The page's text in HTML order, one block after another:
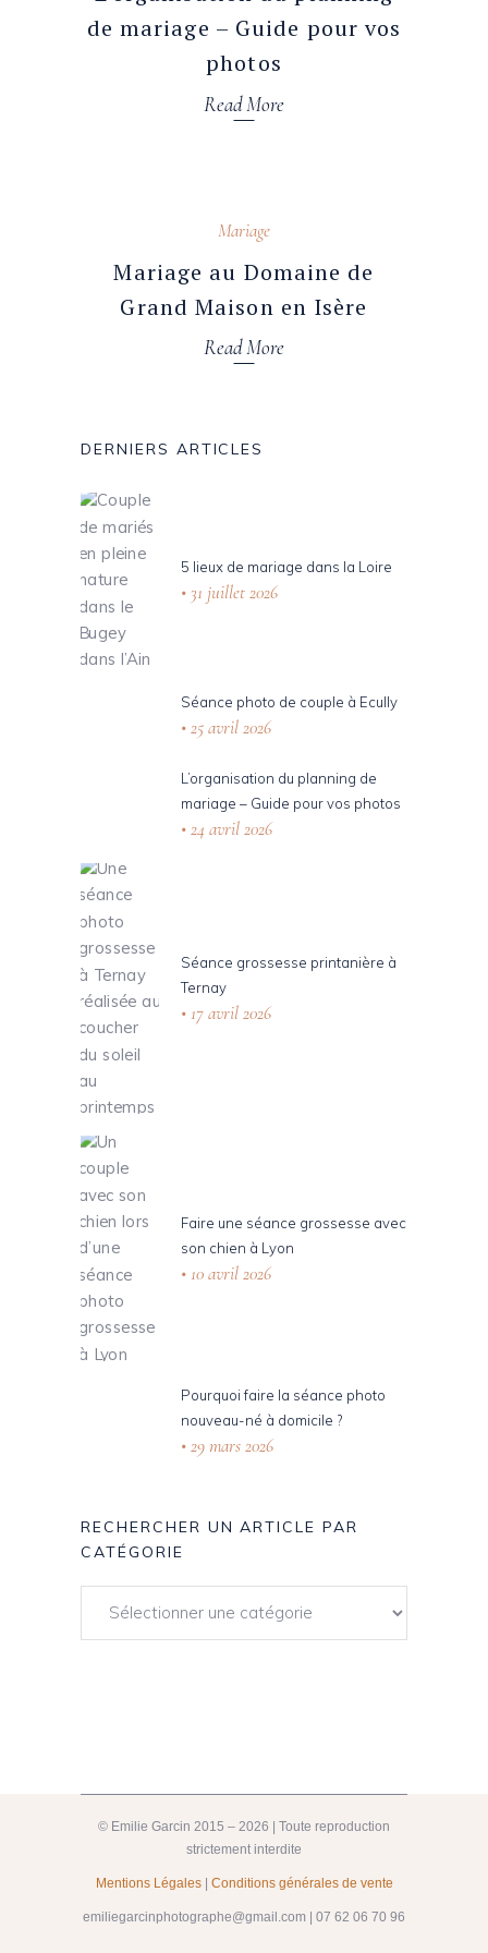
de mariage – Guide pour vos
photos
Read More
Mariage
Mariage au Domaine de
Grand Maison en Isère
Read More
DERNIERS ARTICLES
5 lieux de mariage dans la Loire
31 juillet 2026
Séance photo de couple à Ecully
25 avril 2026
L’organisation du planning de
mariage – Guide pour vos photos
24 avril 2026
Séance grossesse printanière à
Ternay
17 avril 2026
Faire une séance grossesse avec
son chien à Lyon
10 avril 2026
Pourquoi faire la séance photo
nouveau-né à domicile ?
29 mars 2026
RECHERCHER UN ARTICLE PAR
CATÉGORIE
© Emilie Garcin 2015 – 2026 | Toute reproduction
strictement interdite
Mentions Légales| Conditions générales de vente
emiliegarcinphotographe@gmail.com | 07 62 06 70 96